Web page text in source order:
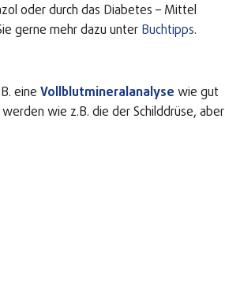
oder durch das Diabetes – Mittel
gerne mehr dazu unter Buchtipps.
eine Vollblutmineralanalyse wie gut
wie z.B. die der Schilddrüse, aber